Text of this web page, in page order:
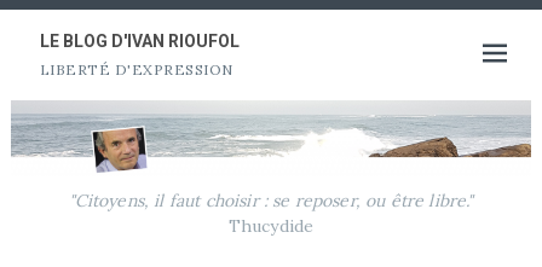
Aller
contenu
LE BLOG D'IVAN RIOUFOL
LIBERTÉ D'EXPRESSION
Ouvrir
le
menu
"Citoyens, il faut choisir : se reposer, ou être libre."
Thucydide